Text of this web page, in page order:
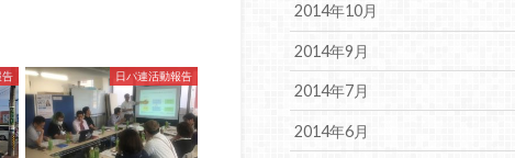
告 日パ連活動報告
2014年10月
2014年9月
2014年7月
2014年6月